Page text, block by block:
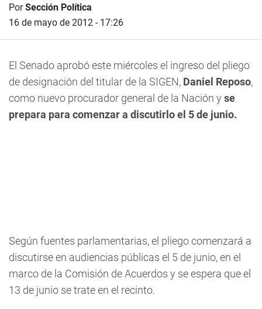
PorSección Política
16 de mayo de 2012 - 17:26
El Senado aprobó este miércoles el ingreso del pliego
de designación del titular de la SIGEN, Daniel Reposo,
como nuevo procurador general de la Nación y se
prepara para comenzar a discutirlo el 5 de junio.
Según fuentes parlamentarias, el pliego comenzará a
discutirse en audiencias públicas el 5 de junio, en el
marco de la Comisión de Acuerdos y se espera que el
13 de junio se trate en el recinto.